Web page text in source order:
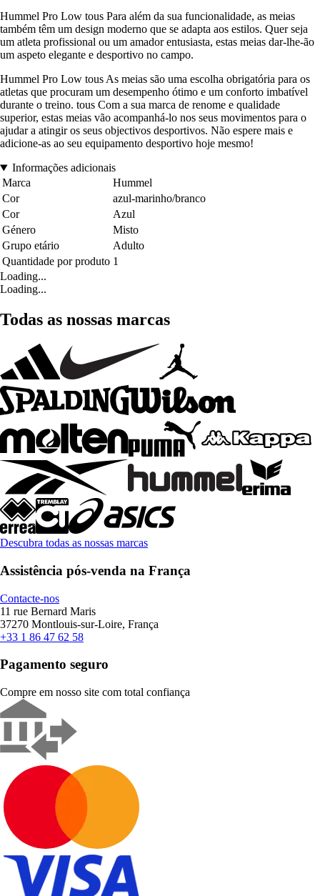
Hummel Pro Low tous Para além da sua funcionalidade, as meias
também têm um design moderno que se adapta aos estilos. Quer seja
um atleta profissional ou um amador entusiasta, estas meias dar-lhe-ão
um aspeto elegante e desportivo no campo.
Hummel Pro Low tous As meias são uma escolha obrigatória para os
atletas que procuram um desempenho ótimo e um conforto imbatível
durante o treino. tous Com a sua marca de renome e qualidade
superior, estas meias vão acompanhá-lo nos seus movimentos para o
ajudar a atingir os seus objectivos desportivos. Não espere mais e
adicione-as ao seu equipamento desportivo hoje mesmo!
Informações adicionais
Marca
Hummel
Cor
azul-marinho/branco
Cor
Azul
Género
Misto
Grupo etário
Adulto
Quantidade por produto 1
Loading...
Loading...
Todas as nossas marcas
Descubra todas as nossas marcas
Assistência pós-venda na França
Contacte-nos
11 rue Bernard Maris
37270 Montlouis-sur-Loire, França
+33 1 86 47 62 58
Pagamento seguro
Compre em nosso site com total confiança